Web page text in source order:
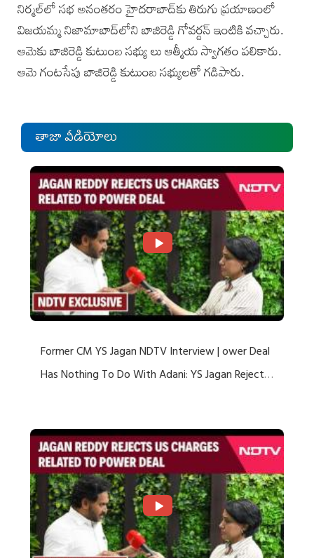
నిర్మల్‌లో సభ అనంతరం హైదరాబాద్‌కు తిరుగు ప్రయాణంలో
విజయమ్మ నిజామాబాద్‌లోని బాజిరెడ్డి గోవర్దన్ ఇంటికి వచ్చారు.
ఆమెకు బాజిరెడ్డి కుటుంబ సభ్యు లు ఆత్మీయ స్వాగతం పలికారు.
ఆమె గంటసేపు బాజిరెడ్డి కుటుంబ సభ్యులతో గడిపారు.
తాజా వీడియోలు
Former CM YS Jagan NDTV Interview | ower Deal
Has Nothing To Do With Adani: YS Jagan Rejects